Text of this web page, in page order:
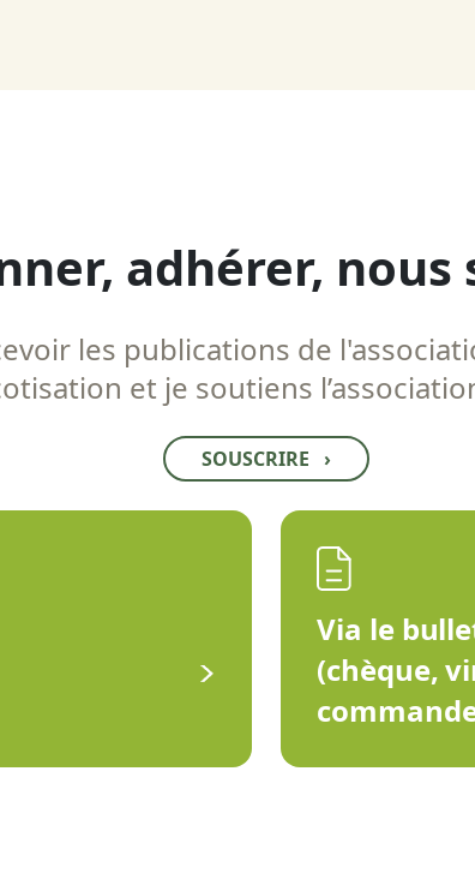
adhérer,
les publications de
et je soutiens
SOUSCRIRE ›
Via le
(chèque,